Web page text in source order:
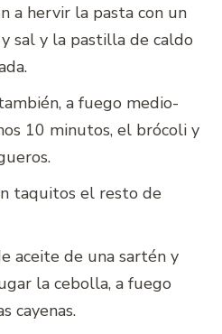
a hervir la pasta con un
sal y la pastilla de caldo
a fuego medio-
10 minutos, el brócoli y
taquitos el resto de
aceite de una sartén y
la cebolla, a fuego
cayenas.